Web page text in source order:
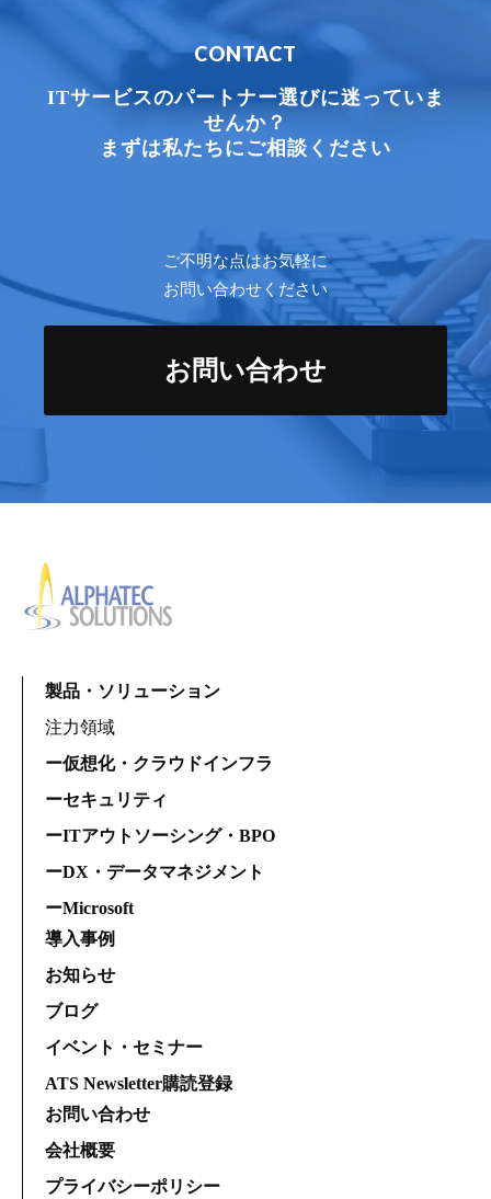
1. メールによる商品のご案内・ご提案
2. 案内資料・請求書等の送付
3. 商品・サービスの正確な提供
[個人情報の管理責任者、住所、代表者名]
ルファテック・ソリューションズ株式会社 個人
情報保護管理者
住所：東京都品川区大井1-20-10 住友大井町ビ
ル南館
代表者名：西山 紀明
CONTACT
ITサービスのパートナー選びに迷っていま
せんか？
まずは私たちにご相談ください
ご不明な点はお気軽に
お問い合わせください
お問い合わせ
製品・ソリューション
注力領域
ー仮想化・クラウドインフラ
ーセキュリティ
ーITアウトソーシング・BPO
ーDX・データマネジメント
ーMicrosoft
導入事例
お知らせ
ブログ
イベント・セミナー
ATS Newsletter購読登録
お問い合わせ
会社概要
プライバシーポリシー